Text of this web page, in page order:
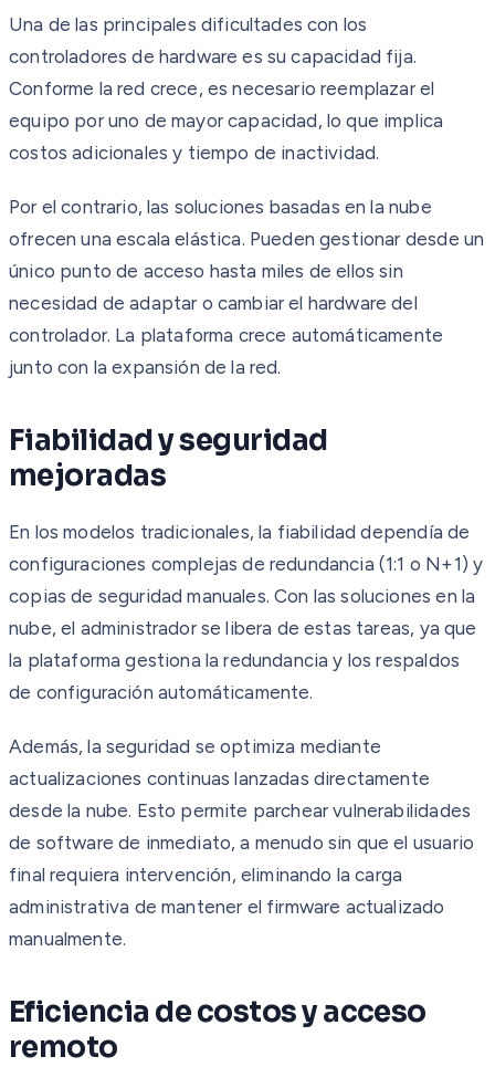
Una de las principales dificultades con los
controladores de hardware es su capacidad fija.
Conforme la red crece, es necesario reemplazar el
equipo por uno de mayor capacidad, lo que implica
costos adicionales y tiempo de inactividad.
Por el contrario, las soluciones basadas en la nube
ofrecen una escala elástica. Pueden gestionar desde un
único punto de acceso hasta miles de ellos sin
necesidad de adaptar o cambiar el hardware del
controlador. La plataforma crece automáticamente
junto con la expansión de la red.
Fiabilidad y seguridad
mejoradas
En los modelos tradicionales, la fiabilidad dependía de
configuraciones complejas de redundancia (1:1 o N+1) y
copias de seguridad manuales. Con las soluciones en la
nube, el administrador se libera de estas tareas, ya que
la plataforma gestiona la redundancia y los respaldos
de configuración automáticamente.
Además, la seguridad se optimiza mediante
actualizaciones continuas lanzadas directamente
desde la nube. Esto permite parchear vulnerabilidades
de software de inmediato, a menudo sin que el usuario
final requiera intervención, eliminando la carga
administrativa de mantener el firmware actualizado
manualmente.
Eficiencia de costos y acceso
remoto